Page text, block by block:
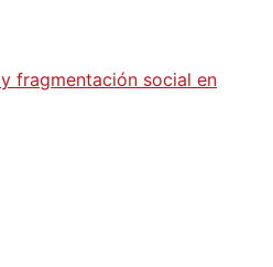
fragmentación social en